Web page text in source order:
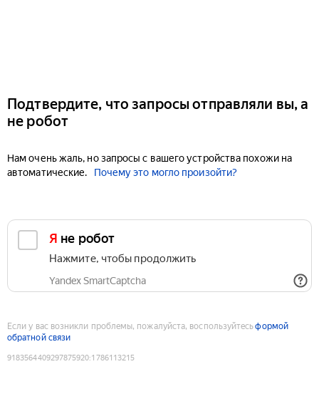
Подтвердите, что запросы отправляли вы, а
не робот
Нам очень жаль, но запросы с вашего устройства похожи на
автоматические.
Почему это могло произойти?
Я не робот
Нажмите, чтобы продолжить
Yandex SmartCaptcha
Если у вас возникли проблемы, пожалуйста, воспользуйтесьформой
обратной связи
9183564409297875920:1786113215